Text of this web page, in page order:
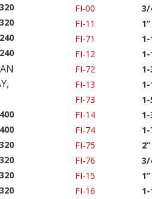
320
320
240
240
400
400
320
320
320
320
FI-00
3/
FI-11
FI-71
1-
FI-12
1-
FI-72
1-
FI-13
1-
FI-73
1-
FI-14
FI-74
1-
FI-75
FI-76
3/
FI-15
FI-16
1-